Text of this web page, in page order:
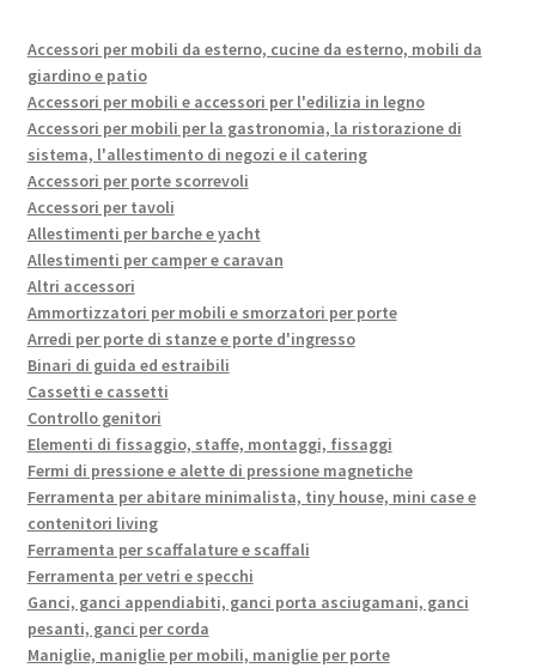
Accessori per mobili da esterno, cucine da esterno, mobili da
giardino e patio
Accessori per mobili e accessori per l'edilizia in legno
Accessori per mobili per la gastronomia, la ristorazione di
sistema, l'allestimento di negozi e il catering
Accessori per porte scorrevoli
Accessori per tavoli
Allestimenti per barche e yacht
Allestimenti per camper e caravan
Altri accessori
Ammortizzatori per mobili e smorzatori per porte
Arredi per porte di stanze e porte d'ingresso
Binari di guida ed estraibili
Cassetti e cassetti
Controllo genitori
Elementi di fissaggio, staffe, montaggi, fissaggi
Fermi di pressione e alette di pressione magnetiche
Ferramenta per abitare minimalista, tiny house, mini case e
contenitori living
Ferramenta per scaffalature e scaffali
Ferramenta per vetri e specchi
Ganci, ganci appendiabiti, ganci porta asciugamani, ganci
pesanti, ganci per corda
Maniglie, maniglie per mobili, maniglie per porte